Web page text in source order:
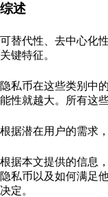
综述
可替代性、去中心化
关键特征。
隐私币在这些类别中
能性就越大。所有这
根据潜在用户的需求
根据本文提供的信息
隐私币以及如何满足
决定。